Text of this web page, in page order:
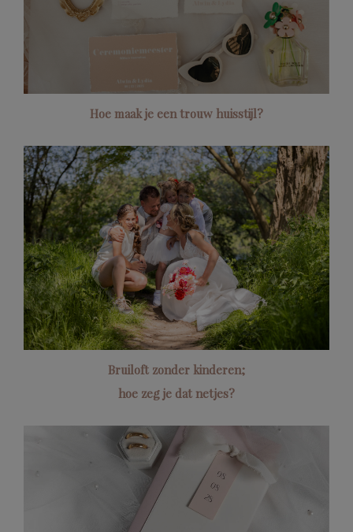
Hoe maak je een trouw huisstijl?
Bruiloft zonder kinderen;
hoe zeg je dat netjes?